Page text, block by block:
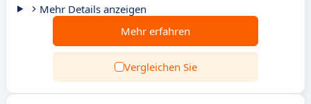
Mehr Details anzeigen
Mehr erfahren
Vergleichen Sie